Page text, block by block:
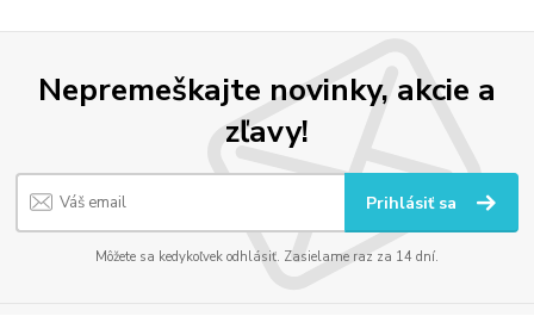
Nepremeškajte novinky, akcie a
zľavy!
Prihlásiť sa
Môžete sa kedykoľvek odhlásiť. Zasielame raz za 14 dní.